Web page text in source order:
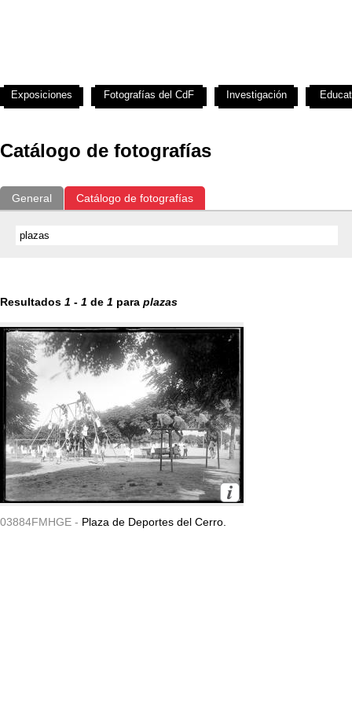
Catálogo de fotografías
General Catálogo de fotografías
Resultados 1 - 1 de 1 para plazas
03884FMHGE - Plaza de Deportes del Cerro.
Exposiciones Fotografías del CdF Investigación